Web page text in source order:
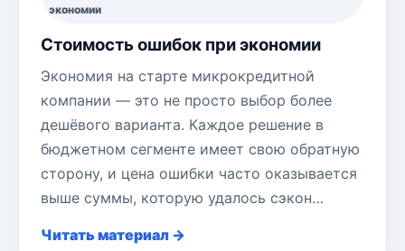
экономии
Стоимость ошибок при экономии
Экономия на старте микрокредитной
компании — это не просто выбор более
дешёвого варианта. Каждое решение в
бюджетном сегменте имеет свою обратную
сторону, и цена ошибки часто оказывается
выше суммы, которую удалось сэкон…
Читать материал →